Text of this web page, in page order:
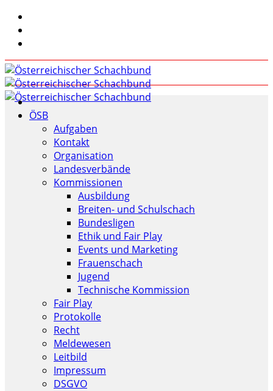
ÖSB
Aufgaben
Kontakt
Organisation
Landesverbände
Kommissionen
Ausbildung
Breiten- und Schulschach
Bundesligen
Ethik und Fair Play
Events und Marketing
Frauenschach
Jugend
Technische Kommission
Fair Play
Protokolle
Recht
Meldewesen
Leitbild
Impressum
DSGVO